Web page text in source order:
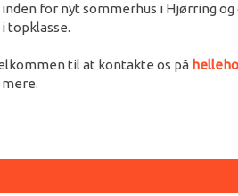
for nyt sommerhus i Hjørring
topklasse.
til at kontakte os på